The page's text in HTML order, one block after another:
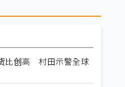
比创高 村田示警全球